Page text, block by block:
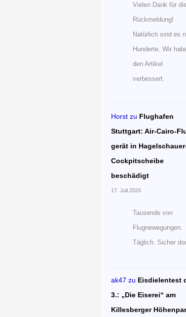
Vielen Dank für
Rückmeldung!
Natürlich sind es
Hunderte. Wir
den Artikel
verbessert.
Horstzu Flughafen
Stuttgart: Air-Cairo-
gerät in
Cockpitscheibe
beschädigt
17. Juli 2026
Tausende von
Flugnewegungen.
Täglich. Sicher
ak47 zu Eisdielentest
3.: „Die Eiserei“ am
Killesberger